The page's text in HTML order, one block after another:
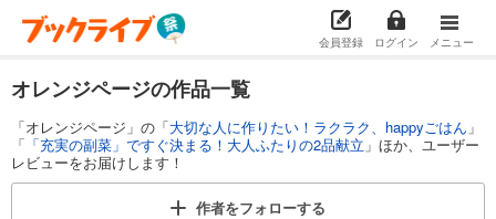
会員登録 ログイン メニュー
オレンジページの作品一覧
「オレンジページ」の「大切な人に作りたい！ラクラク、happyごはん 」
「 「充実の副菜」ですぐ決まる！大人ふたりの2品献立 」ほか、ユーザー
レビューをお届けします！
作者をフォローする